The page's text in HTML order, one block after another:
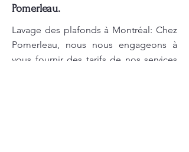
Pomerleau.
Lavage des plafonds à Montréal: Chez
Pomerleau, nous nous engageons à
vous fournir des tarifs de nos services